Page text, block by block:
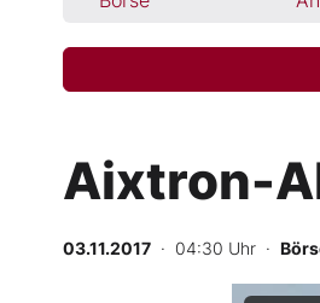
Abo & Shop
BO-
Aixtron-
03.11.2017 · 04:30 Uhr ·